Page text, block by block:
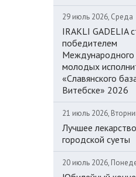
29 июль 2026, Среда
IRAKLI GADELIA
победителем
Международного
молодых
«Славянского
Витебске» 2026
21 июль 2026,
Лучшее
городской суеты
20 июль 2026,